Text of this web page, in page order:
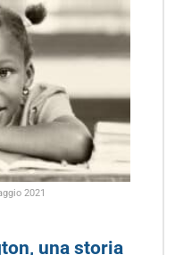
2021
una storia